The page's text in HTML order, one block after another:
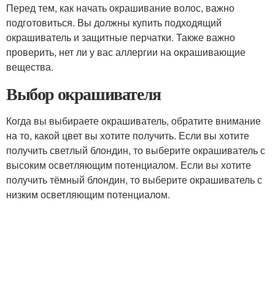
Перед тем, как начать окрашивание волос, важно
подготовиться. Вы должны купить подходящий
окрашиватель и защитные перчатки. Также важно
проверить, нет ли у вас аллергии на окрашивающие
вещества.
Выбор окрашивателя
Когда вы выбираете окрашиватель, обратите внимание
на то, какой цвет вы хотите получить. Если вы хотите
получить светлый блондин, то выберите окрашиватель с
высоким осветляющим потенциалом. Если вы хотите
получить тёмный блондин, то выберите окрашиватель с
низким осветляющим потенциалом.